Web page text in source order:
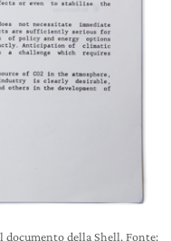
della Shell. Fonte: